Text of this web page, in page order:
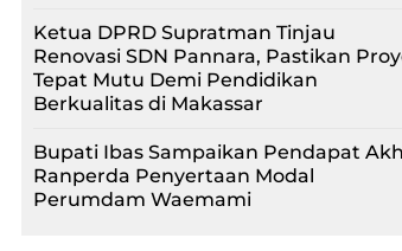
Ketua DPRD Supratman Tinjau
Renovasi SDN Pannara, Pastikan
Tepat Mutu Demi Pendidikan
Berkualitas di Makassar
Bupati Ibas Sampaikan Pendapat
Ranperda Penyertaan Modal
Perumdam Waemami